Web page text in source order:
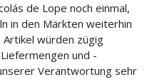
de Lope noch einmal,
in den Märkten weiterhin
würden zügig
und -
Verantwortung sehr